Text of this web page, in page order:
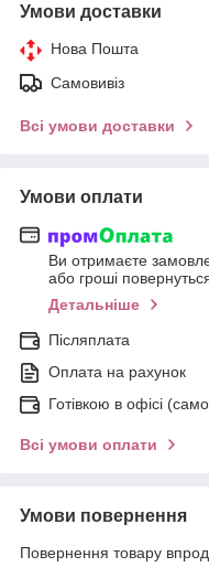
Умови доставки
Нова Пошта
Самовивіз
Всі умови доставки
Умови оплати
Ви отримаєте
або гроші
Детальніше
Післяплата
Оплата на рахунок
Готівкою в офісі
Всі умови оплати
Умови повернення
Повернення товару